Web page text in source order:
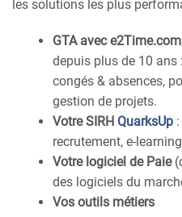
les solutions les plus
GTA avec
depuis plus de 10 ans
congés & absences,
gestion de projets.
Votre SIRH QuarksUp
recrutement, e-
Votre logiciel de Paie
des logiciels du
Vos outils métiers